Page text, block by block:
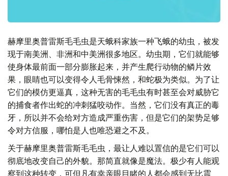
赫摩里奥普雷斯毛毛虫是天蛾科家族一种飞蛾的幼虫，被发
现于南美洲、非洲和中美洲很多地区。幼虫期，它们就能够
使身体最前面一部分膨胀起来，并产生爬行动物的鳞片效
果，眼睛也可以变得令人毛骨悚然，和蛇极为类似。为了让
它们的模仿更逼真，这种无害的毛毛虫有时甚至会对威胁它
的捕食者作出蛇的冲刺猛咬动作。当然，它们没有真正的毒
牙，所以并不会给对方造成严重伤害，但是它们的架势足够
令对方信服，哪怕是人也唯恐避之不及。
关于赫摩里奥普雷斯毛毛虫，最让人难以置信的是它们可以
彻底地改变自己的外貌。那简直就像是魔法。极少有人能观
察到这种转变，可但凡有幸亲眼目睹的人都会感到无比震